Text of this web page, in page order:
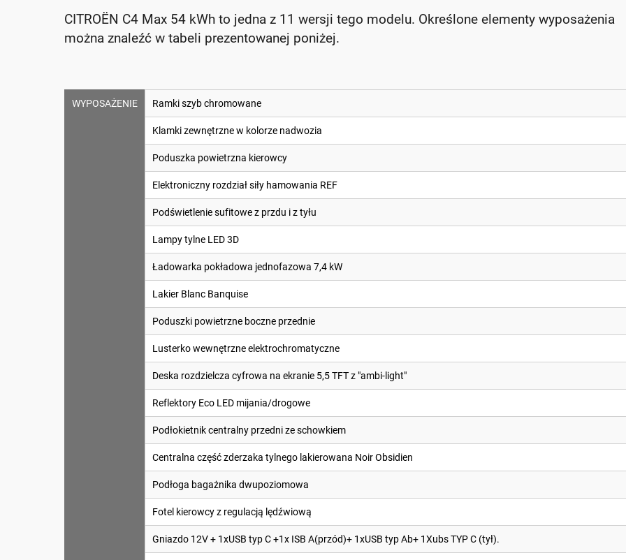
CITROËN C4 Max 54 kWh to jedna z 11 wersji tego modelu. Określone elementy wyposażenia
można znaleźć w tabeli prezentowanej poniżej.
WYPOSAŻENIE Ramki szyb chromowane
Klamki zewnętrzne w kolorze nadwozia
Poduszka powietrzna kierowcy
Elektroniczny rozdział siły hamowania REF
Podświetlenie sufitowe z przdu i z tyłu
Lampy tylne LED 3D
Ładowarka pokładowa jednofazowa 7,4 kW
Lakier Blanc Banquise
Poduszki powietrzne boczne przednie
Lusterko wewnętrzne elektrochromatyczne
Deska rozdzielcza cyfrowa na ekranie 5,5 TFT z "ambi-light"
Reflektory Eco LED mijania/drogowe
Podłokietnik centralny przedni ze schowkiem
Centralna część zderzaka tylnego lakierowana Noir Obsidien
Podłoga bagażnika dwupoziomowa
Fotel kierowcy z regulacją lędźwiową
Gniazdo 12V + 1xUSB typ C +1x ISB A(przód)+ 1xUSB typ Ab+ 1Xubs TYP C (tył).